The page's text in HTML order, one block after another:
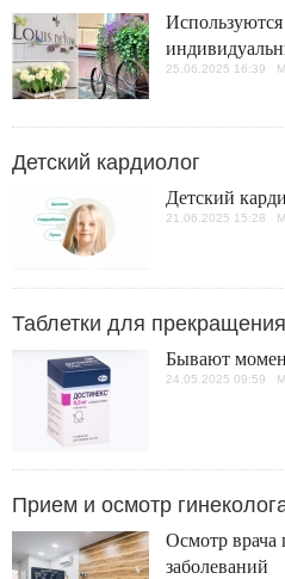
25.06.2025 16:39
Детский кардиолог
Детский
21.06.2025 15:28
Таблетки для
Бывают
24.05.2025 09:59
Прием и осмотр
Осмотр врача
заболеваний